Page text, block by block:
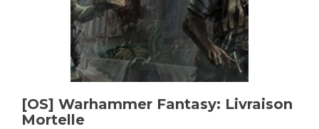
[OS] Warhammer Fantasy: Livraison
Mortelle